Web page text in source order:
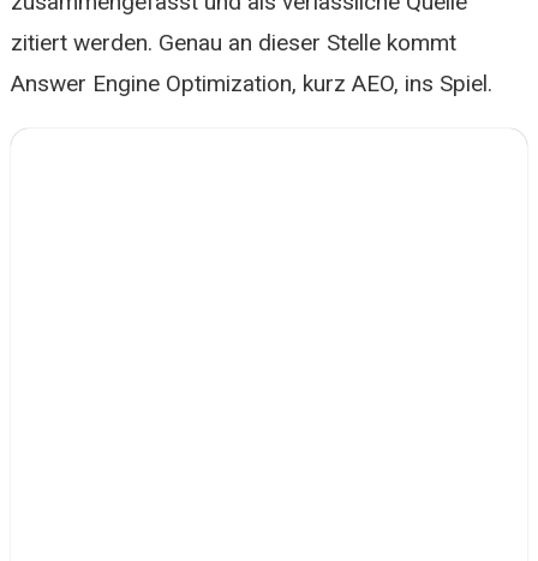
zitiert werden. Genau an dieser Stelle kommt
Answer Engine Optimization, kurz AEO, ins Spiel.